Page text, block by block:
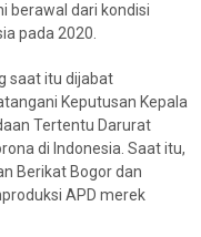
berawal dari kondisi
pada 2020.
saat itu dijabat
Keputusan Kepala
Tertentu Darurat
di Indonesia. Saat itu,
Berikat Bogor dan
APD merek